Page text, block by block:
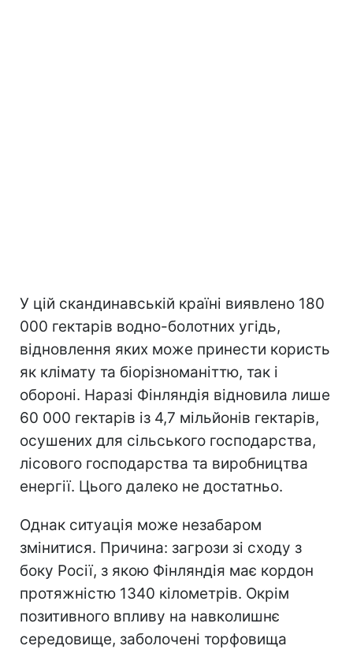
У цій скандинавській країні виявлено 180
000 гектарів водно-болотних угідь,
відновлення яких може принести користь
як клімату та біорізноманіттю, так і
обороні. Наразі Фінляндія відновила лише
60 000 гектарів із 4,7 мільйонів гектарів,
осушених для сільського господарства,
лісового господарства та виробництва
енергії. Цього далеко не достатньо.
Однак ситуація може незабаром
змінитися. Причина: загрози зі сходу з
боку Росії, з якою Фінляндія має кордон
протяжністю 1340 кілометрів. Окрім
позитивного впливу на навколишнє
середовище, заболочені торфовища